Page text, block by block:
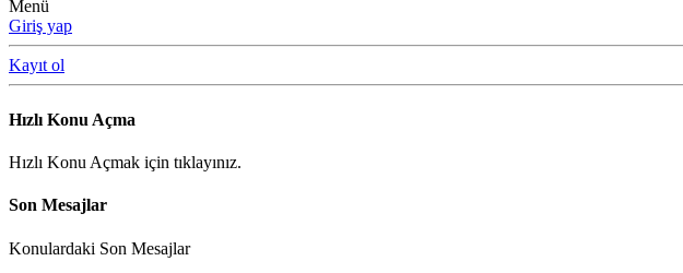
Menü
Giriş yap
Kayıt ol
Hızlı Konu Açma
Hızlı Konu Açmak için tıklayınız.
Son Mesajlar
Konulardaki Son Mesajlar